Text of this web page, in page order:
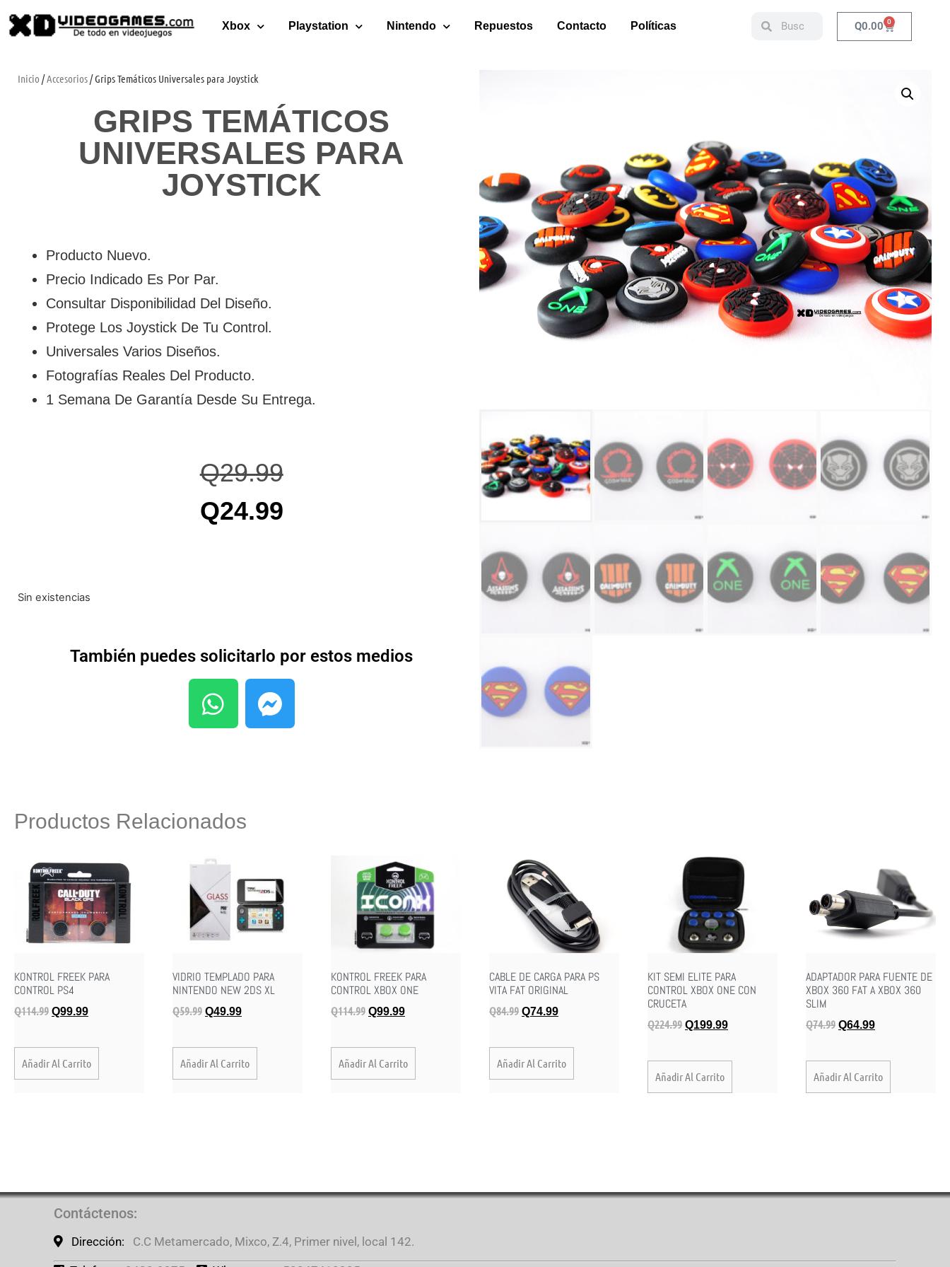
Xbox Playstation Nintendo Repuestos Contacto Políticas Q0.00 0
Inicio /Accesorios/ Grips Temáticos Universales para Joystick
GRIPS TEMÁTICOS
UNIVERSALES PARA
JOYSTICK
Producto Nuevo.
Precio Indicado Es Por Par.
Consultar Disponibilidad Del Diseño.
Protege Los Joystick De Tu Control.
Universales Varios Diseños.
Fotografías Reales Del Producto.
1 Semana De Garantía Desde Su Entrega.
Q29.99
Q24.99
Sin existencias
También puedes solicitarlo por estos medios
Productos Relacionados
KONTROL FREEK PARA
CONTROL PS4
Q114.99 Q99.99
Añadir Al Carrito
VIDRIO TEMPLADO PARA
NINTENDO NEW 2DS XL
Q59.99 Q49.99
Añadir Al Carrito
KONTROL FREEK PARA
CONTROL XBOX ONE
Q114.99 Q99.99
Añadir Al Carrito
CABLE DE CARGA PARA PS
VITA FAT ORIGINAL
Q84.99 Q74.99
Añadir Al Carrito
KIT SEMI ELITE PARA
CONTROL XBOX ONE CON
CRUCETA
Q224.99 Q199.99
Añadir Al Carrito
ADAPTADOR PARA FUENTE DE
XBOX 360 FAT A XBOX 360
SLIM
Q74.99 Q64.99
Añadir Al Carrito
Contáctenos:
Dirección: C.C Metamercado, Mixco, Z.4, Primer nivel, local 142.